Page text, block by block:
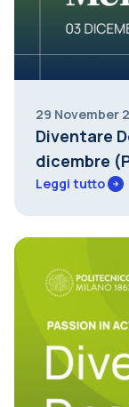
29 November
Diventare
dicembre
Leggi tutto